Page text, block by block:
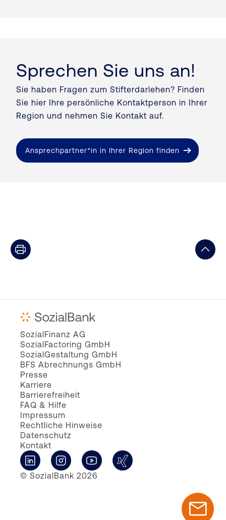
Sprechen Sie uns an!
Sie haben Fragen zum Stifterdarlehen? Finden
Sie hier Ihre persönliche Kontaktperson in Ihrer
Region und nehmen Sie Kontakt auf.
Ansprechpartner*in in Ihrer Region finden
SozialFinanz AG
SozialFactoring GmbH
SozialGestaltung GmbH
BFS Abrechnungs GmbH
Presse
Karriere
Barrierefreiheit
FAQ & Hilfe
Impressum
Rechtliche Hinweise
Datenschutz
Kontakt
© SozialBank 2026